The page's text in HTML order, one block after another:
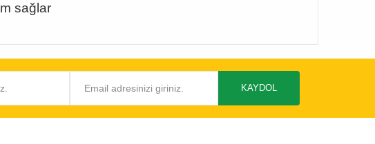
m sağ lar
KAYDOL